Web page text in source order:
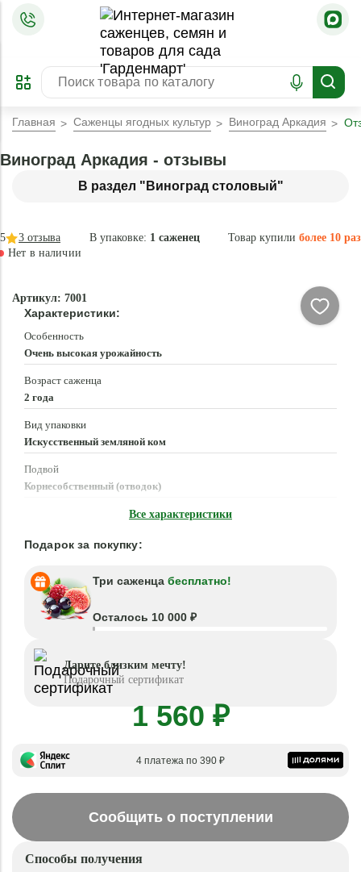
ПРЕДЗАКАЗ
ЗАБРОНИРОВАТЬ
ЛУЧШЕЕ
Главная Саженцы ягодных культур Виноград Аркадия
В раздел "Виноград столовый"
Виноград Аркадия - отзывы
В упаковке: 1 саженец Товар купили более 10 раз
5 3 отзыва
Нет в наличии
Артикул: 7001
Характеристики:
Особенность
Очень высокая урожайность
Возраст саженца
2 года
Вид упаковки
Искусственный земляной ком
Подвой
Корнесобственный (отводок)
Все характеристики
Подарок за покупку:
Три саженца бесплатно!
Осталось 10 000 ₽
Дарите близким мечту!
Подарочный сертификат
1 560 ₽
4 платежа по 390 ₽
Сообщить о поступлении
Способы получения